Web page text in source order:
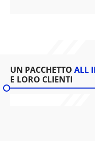
UN PACCHETTO ALL
E LORO CLIENTI